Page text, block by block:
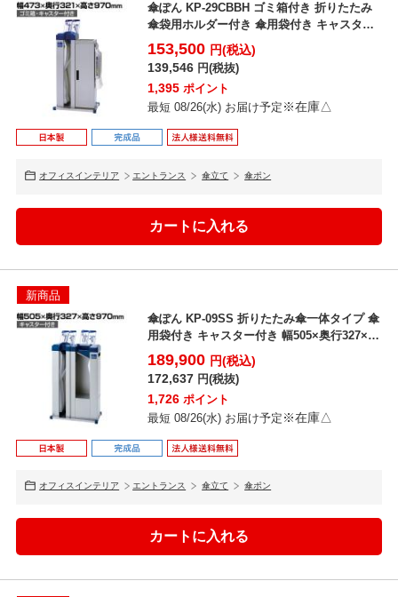
傘ぽん KP-29CBBH ゴミ箱付き 折りたたみ
傘袋用ホルダー付き 傘用袋付き キャスター
付き 幅...
153,500 円(税込)
139,546 円(税抜)
1,395 ポイント
最短 08/26(水) お届け予定 ※在庫△
オフィスインテリア エントランス 傘立て 傘ポン
新商品
傘ぽん KP-09SS 折りたたみ傘一体タイプ 傘
用袋付き キャスター付き 幅505×奥行327×
高...
189,900 円(税込)
172,637 円(税抜)
1,726 ポイント
最短 08/26(水) お届け予定 ※在庫△
オフィスインテリア エントランス 傘立て 傘ポン